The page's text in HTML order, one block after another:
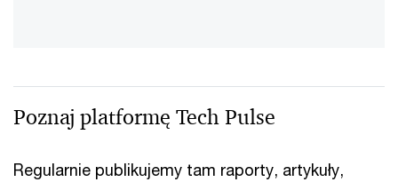
Poznaj platformę Tech Pulse
Regularnie publikujemy tam raporty, artykuły,